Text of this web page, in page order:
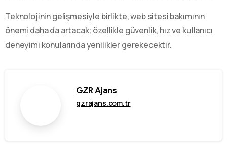
Teknolojinin gelişmesiyle birlikte, web sitesi bakımının
önemi daha da artacak; özellikle güvenlik, hız ve kullanıcı
deneyimi konularında yenilikler gerekecektir.
GZR Ajans
gzrajans.com.tr